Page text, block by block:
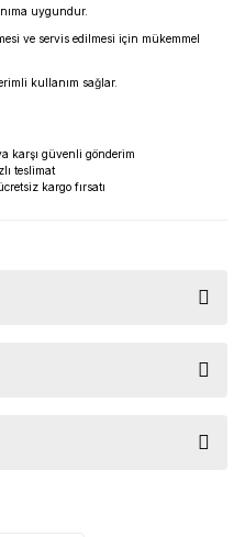
uygundur.
ve servis edilmesi için mükemmel
kullanım sağlar.
karşı güvenli gönderim
teslimat
kargo fırsatı
öneri formunu kullanarak